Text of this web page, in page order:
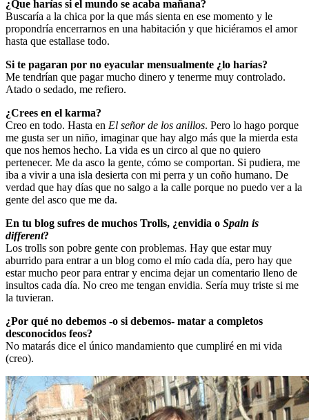
¿Que harías si el mundo se acaba mañana?
Buscaría a la chica por la que más sienta en ese momento y le
propondría encerrarnos en una habitación y que hiciéramos el amor
hasta que estallase todo.
Si te pagaran por no eyacular mensualmente ¿lo harías?
Me tendrían que pagar mucho dinero y tenerme muy controlado.
Atado o sedado, me refiero.
¿Crees en el karma?
Creo en todo. Hasta en El señor de los anillos. Pero lo hago porque
me gusta ser un niño, imaginar que hay algo más que la mierda esta
que nos hemos hecho. La vida es un circo al que no quiero
pertenecer. Me da asco la gente, cómo se comportan. Si pudiera, me
iba a vivir a una isla desierta con mi perra y un coño humano. De
verdad que hay días que no salgo a la calle porque no puedo ver a la
gente del asco que me da.
En tu blog sufres de muchos Trolls, ¿envidia o Spain is
different?
Los trolls son pobre gente con problemas. Hay que estar muy
aburrido para entrar a un blog como el mío cada día, pero hay que
estar mucho peor para entrar y encima dejar un comentario lleno de
insultos cada día. No creo me tengan envidia. Sería muy triste si me
la tuvieran.
¿Por qué no debemos -o si debemos- matar a completos
desconocidos feos?
No matarás dice el único mandamiento que cumpliré en mi vida
(creo).